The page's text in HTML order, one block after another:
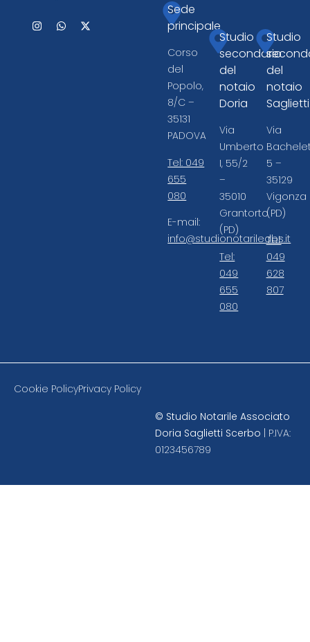
Sede
principale
Corso
del
Popolo,
8/C –
35131
PADOVA
Tel: 049
655
080
E-mail:
info@studionotariledbs.it
Studio
secondario
del
notaio
Doria
Via
Umberto
I, 55/2
–
35010
Grantorto
(PD)
Tel:
049
655
080
Studio
del
notaio
Saglietti
Via
5 –
35129
Vigonza
(PD)
Tel:
049
628
807
Cookie PolicyPrivacy Policy
© Studio Notarile Associato
Doria Saglietti Scerbo | P.IVA:
0123456789